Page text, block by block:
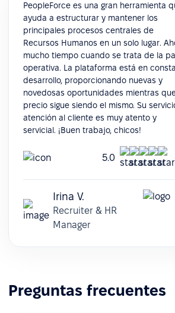
PeopleForce es una gran herramienta
ayuda a estructurar y mantener los
principales procesos centrales de
Recursos Humanos en un solo lugar.
mucho tiempo cuando se trata de la
operativa. La plataforma está en
desarrollo, proporcionando nuevas y
novedosas oportunidades mientras
precio sigue siendo el mismo. Su
atención al cliente es muy atento y
servicial. ¡Buen trabajo, chicos!
5.0
Irina V.
Recruiter & HR
Manager
Preguntas frecuentes